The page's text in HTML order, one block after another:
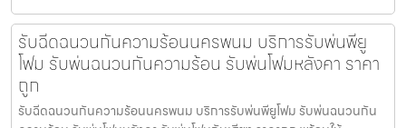
รับฉีดฉนวนกันความร้อนนครพนม บริการรับพ่นพียู
โฟม รับพ่นฉนวนกันความร้อน รับพ่นโฟมหลังคา ราคา
ถูก
รับฉีดฉนวนกันความร้อนนครพนม บริการรับพ่นพียูโฟม รับพ่นฉนวนกัน